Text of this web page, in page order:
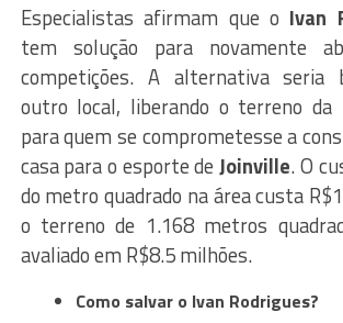
Especialistas afirmam que o Ivan
tem solução para novamente
competições. A alternativa seria
outro local, liberando o terreno da
para quem se comprometesse a
casa para o esporte deJoinville. O
do metro quadrado na área custa
o terreno de 1.168 metros
avaliado em R$8.5 milhões.
Como salvar o Ivan Rodrigues?